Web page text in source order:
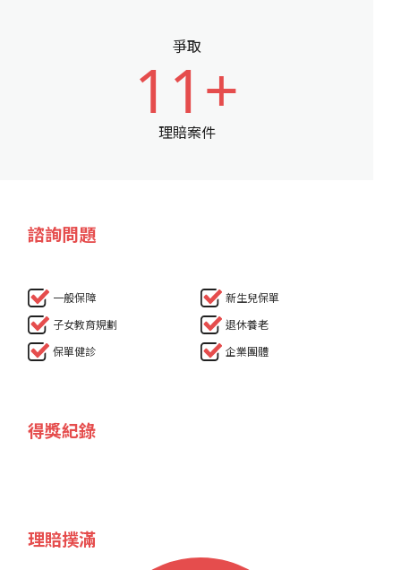
爭取
11+
理賠案件
諮詢問題
一般保障
新生兒保單
子女教育規劃
退休養老
保單健診
企業團體
得獎紀錄
理賠撲滿